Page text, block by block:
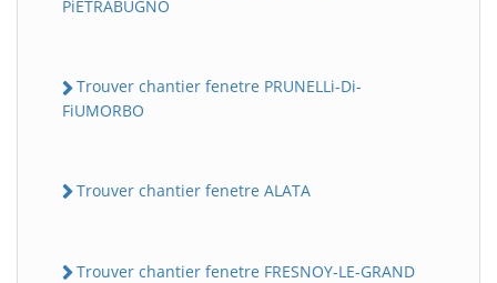
PiETRABUGNO
Trouver chantier fenetre PRUNELLi-Di-
FiUMORBO
Trouver chantier fenetre ALATA
Trouver chantier fenetre FRESNOY-LE-GRAND